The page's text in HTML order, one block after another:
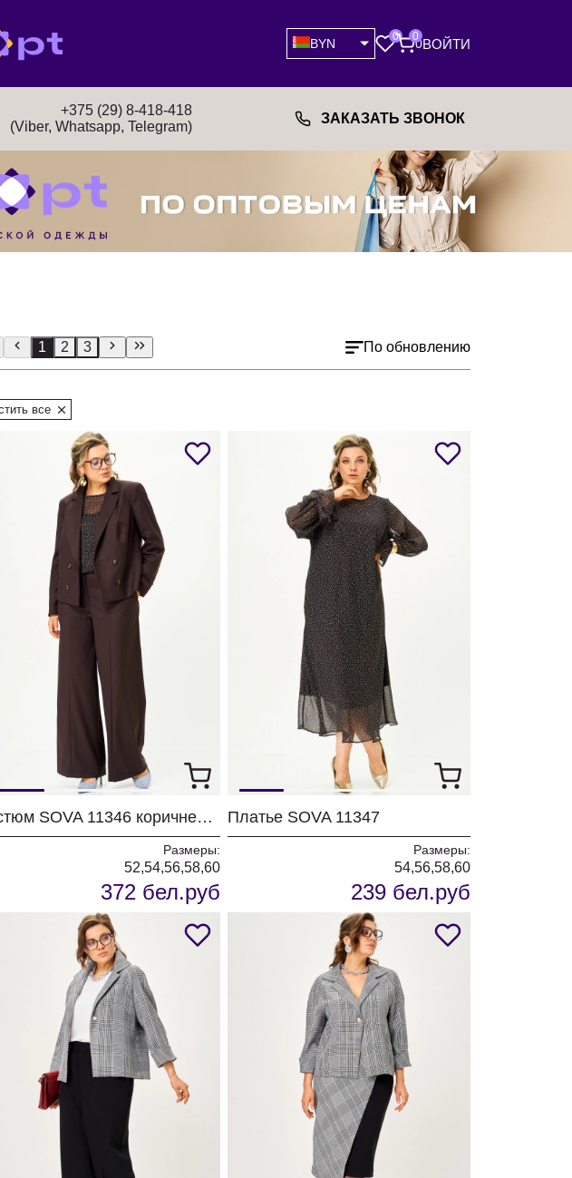
BYN
0 0
0ВОЙТИ
+375 (29) 8-418-418
(Viber, Whatsapp, Telegram)
ЗАКАЗАТЬ ЗВОНОК
По обновлению
1 2 3
все
Костюм SOVA 11346 коричневый
Размеры:
52,54,56,58,60
372 бел.руб
Платье SOVA 11347
Размеры:
54,56,58,60
239 бел.руб